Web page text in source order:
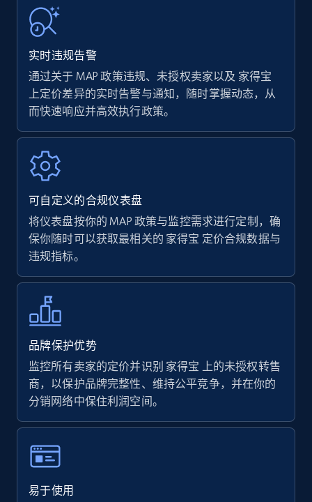
URL, Final price, Sku, Currency, Gtin,
Specifications, Image urls, Top reviews, and
more.
5.6K+ 877+ 立即开始
using specific category URL
URL, Final price, Sku, Currency, Gtin,
Specifications, Image urls, Top reviews, and
more.
5.6K+
Walmart - products - Collects products by
specific keywords
URL, Final price, Sku, Currency, Gtin,
Specifications, Image urls, Top reviews, and
more.
5.6K+ 877+ 立即开始
Walmart - products - Discover products by
实时违规告警
通过关于 MAP 政策违规、未授权卖家以及 家得宝
上定价差异的实时告警与通知，随时掌握动态，从
而快速响应并高效执行政策。
可自定义的合规仪表盘
将仪表盘按你的 MAP 政策与监控需求进行定制，确
保你随时可以获取最相关的 家得宝 定价合规数据与
违规指标。
品牌保护优势
监控所有卖家的定价并识别 家得宝 上的未授权转售
商，以保护品牌完整性、维持公平竞争，并在你的
分销网络中保住利润空间。
易于使用